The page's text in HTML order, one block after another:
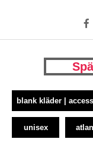
blank kläder |
unisex